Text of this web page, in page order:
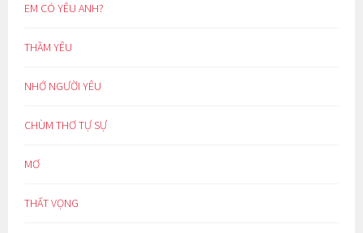
EM CÓ YÊU ANH?
THẦM YÊU
NHỚ NGƯỜI YÊU
CHÙM THƠ TỰ SỰ
MƠ
THẤT VỌNG